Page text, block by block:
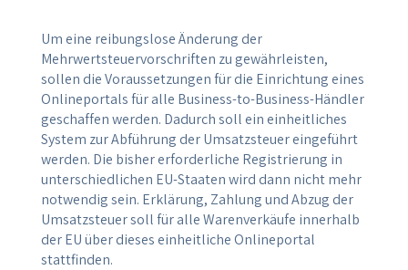
Um eine reibungslose Änderung der
Mehrwertsteuervorschriften zu gewährleisten,
sollen die Voraussetzungen für die Einrichtung eines
Onlineportals für alle Business-to-Business-Händler
geschaffen werden. Dadurch soll ein einheitliches
System zur Abführung der Umsatzsteuer eingeführt
werden. Die bisher erforderliche Registrierung in
unterschiedlichen EU-Staaten wird dann nicht mehr
notwendig sein. Erklärung, Zahlung und Abzug der
Umsatzsteuer soll für alle Warenverkäufe innerhalb
der EU über dieses einheitliche Onlineportal
stattfinden.